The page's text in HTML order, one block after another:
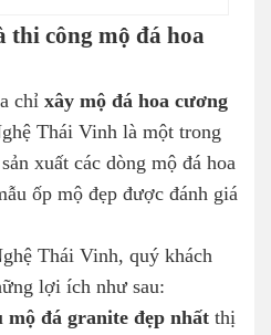
thi công mộ đá hoa
chỉ xây mộ đá hoa cương
Thái Vinh là một trong
xuất các dòng mộ đá hoa
ốp mộ đẹp được đánh giá
Thái Vinh, quý khách
lợi ích như sau:
mộ đá granite đẹp nhất thị